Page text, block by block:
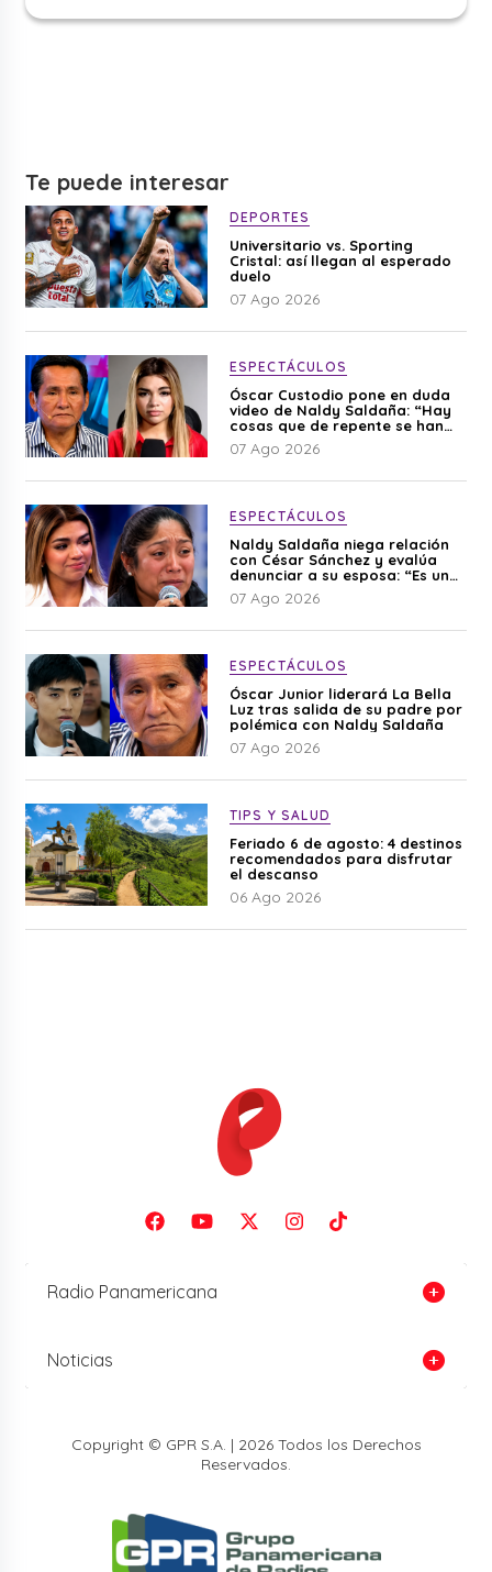
Te puede interesar
DEPORTES
Universitario vs. Sporting
Cristal: así llegan al esperado
duelo
07 Ago 2026
ESPECTÁCULOS
Óscar Custodio pone en duda
video de Naldy Saldaña: “Hay
cosas que de repente se han
editado”
07 Ago 2026
ESPECTÁCULOS
Naldy Saldaña niega relación
con César Sánchez y evalúa
denunciar a su esposa: “Es una
difamación”
07 Ago 2026
ESPECTÁCULOS
Óscar Junior liderará La Bella
Luz tras salida de su padre por
polémica con Naldy Saldaña
07 Ago 2026
TIPS Y SALUD
Feriado 6 de agosto: 4 destinos
recomendados para disfrutar
el descanso
06 Ago 2026
Radio Panamericana
Noticias
Copyright © GPR S.A. | 2026 Todos los Derechos
Reservados.